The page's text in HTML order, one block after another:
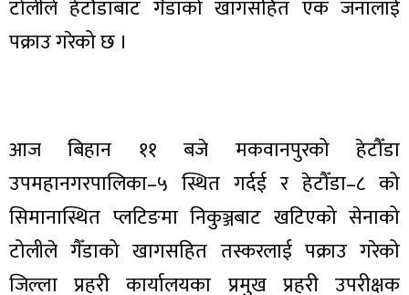
टोलीले हेटौँडाबाट गैँडाको खागसहित एक जनालाई
पक्राउ गरेको छ ।
आज बिहान ११ बजे मकवानपुरको हेटौँडा
उपमहानगरपालिका–५ स्थित गर्दई र हेटौँडा–८ को
सिमानास्थित प्लटिङमा निकुञ्जबाट खटिएको सेनाको
टोलीले गैँडाको खागसहित तस्करलाई पक्राउ गरेको
जिल्ला प्रहरी कार्यालयका प्रमुख प्रहरी उपरीक्षक